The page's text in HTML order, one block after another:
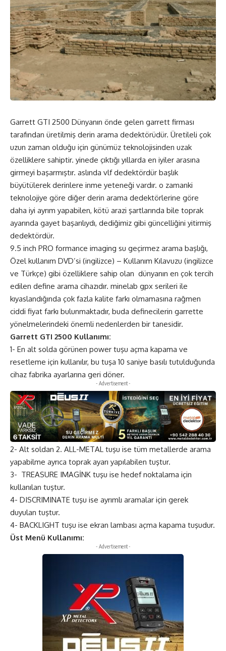
Garrett GTI 2500 Dünyanın önde gelen garrett firması
tarafından üretilmiş derin arama dedektörüdür. Üretileli çok
uzun zaman olduğu için günümüz teknolojisinden uzak
özelliklere sahiptir. yinede çıktığı yıllarda en iyiler arasına
girmeyi başarmıştır. aslında vlf dedektördür başlık
büyütülerek derinlere inme yeteneği vardır. o zamanki
teknolojiye göre diğer derin arama dedektörlerine göre
daha iyi ayrım yapabilen, kötü arazi şartlarında bile toprak
ayarında gayet başarılıydı, dediğimiz gibi güncelliğini yitirmiş
dedektördür.
9.5 inch PRO formance imaging su geçirmez arama başlığı,
Özel kullanım DVD’si (ingilizce) – Kullanım Kılavuzu (ingilizce
ve Türkçe) gibi özelliklere sahip olan dünyanın en çok tercih
edilen define arama cihazıdır. minelab gpx serileri ile
kıyaslandığında çok fazla kalite farkı olmamasına rağmen
ciddi fiyat farkı bulunmaktadır, buda definecilerin garrette
yönelmelerindeki önemli nedenlerden bir tanesidir.
Garrett GTI 2500 Kullanımı:
1- En alt solda görünen power tuşu açma kapama ve
resetleme için kullanılır, bu tuşa 10 saniye basılı tutulduğunda
cihaz fabrika ayarlarına geri döner.
- Advertisement -
2- Alt soldan 2. ALL-METAL tuşu ise tüm metallerde arama
yapabilme ayrıca toprak ayarı yapılabilen tuştur.
3- TREASURE IMAGİNK tuşu ise hedef noktalama için
kullanılan tuştur.
4- DISCRIMINATE tuşu ise ayrımlı aramalar için gerek
duyulan tuştur.
4- BACKLIGHT tuşu ise ekran lambası açma kapama tuşudur.
Üst Menü Kullanımı:
- Advertisement -